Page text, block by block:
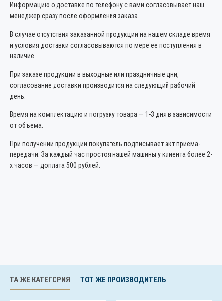
Информацию о доставке по телефону с вами согласовывает наш
менеджер сразу после оформления заказа.
В случае отсутствия заказанной продукции на нашем складе время
и условия доставки согласовываются по мере ее поступления в
наличие.
При заказе продукции в выходные или праздничные дни,
согласование доставки производится на следующий рабочий
день.
Время на комплектацию и погрузку товара — 1-3 дня в зависимости
от объема.
При получении продукции покупатель подписывает акт приема-
передачи. За каждый час простоя нашей машины у клиента более 2-
х часов — доплата 500 рублей.
ТА ЖЕ КАТЕГОРИЯ ТОТ ЖЕ ПРОИЗВОДИТЕЛЬ